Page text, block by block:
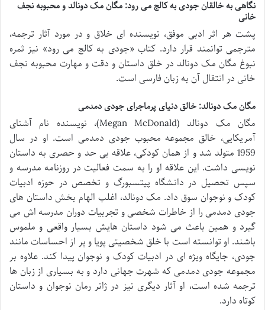
نگاهی به خالقانجودی به کالج می رود: مگان مک دونالد و محبوبه نجف
خانی
پشت هر اثر ادبی موفق، نویسنده ای خلاق و در مورد آثار ترجمه،
مترجمی توانمند قرار دارد. کتاب «جودی به کالج می رود» نیز ثمره
نبوغ مگان مک دونالد در خلق داستان و دقت و مهارت محبوبه نجف
خانی در انتقال آن به زبان فارسی است.
مگان مک دونالد: خالق دنیای پرماجرای جودی دمدمی
مگان مک دونالد (Megan McDonald)، نویسنده نام آشنای
آمریکایی، خالق مجموعه محبوب جودی دمدمی است. او در سال
1959 متولد شد و از همان کودکی، علاقه بی حد و حصری به داستان
نویسی داشت. این علاقه او را به سمت فعالیت در روزنامه مدرسه و
سپس تحصیل در دانشگاه پیتسبورگ و تخصص در حوزه ادبیات
کودک و نوجوان سوق داد. مک دونالد، اغلب الهام بخش داستان های
جودی دمدمی را از خاطرات شخصی و تجربیات دوران مدرسه اش می
گیرد و همین باعث می شود داستان هایش بسیار واقعی و ملموس
باشند. او توانسته است با خلق شخصیتی پویا و پر از احساسات مانند
جودی، جایگاه ویژه ای در ادبیات کودک و نوجوان پیدا کند. علاوه بر
مجموعه جودی دمدمی که شهرت جهانی دارد و به بسیاری از زبان ها
ترجمه شده است، او آثار دیگری نیز در ژانر رمان نوجوان و داستان
کوتاه دارد.